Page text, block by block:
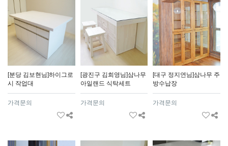
[분당 김보현님]하이그로
시 작업대
가격문의
[광진구 김희영님]삼나무
아일랜드 식탁세트
가격문의
[대구 정지연님]삼나무 주
방수납장
가격문의